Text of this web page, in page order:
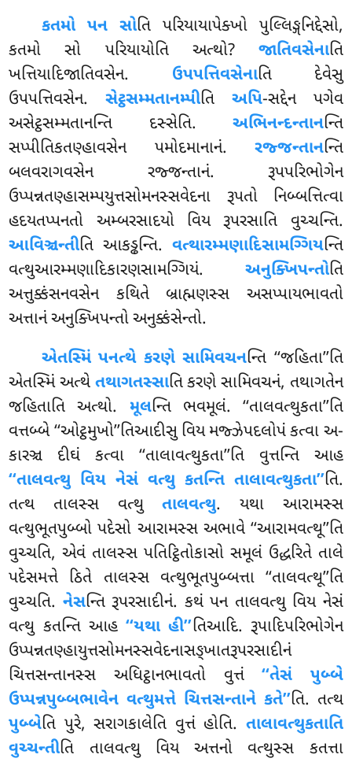
કતમો પન સોતિ પરિયાયાપેક્ખો પુલ્લિઙ્ગનિદ્દેસો,
કતમો સો પરિયાયોતિ અત્થો? જાતિવસેનાતિ
ખત્તિયાદિજાતિવસેન. ઉપપત્તિવસેનાતિ દેવેસુ
ઉપપત્તિવસેન.સેટ્ઠસમ્મતાનમ્પીતિ અપિ-સદ્દેન પગેવ
અસેટ્ઠસમ્મતાનન્તિ દસ્સેતિ. અભિનન્દન્તાનન્તિ
સપ્પીતિકતણ્હાવસેન પમોદમાનાનં. રજ્જન્તાનન્તિ
બલવરાગવસેન રજ્જન્તાનં. રૂપપરિભોગેન
ઉપ્પન્નતણ્હાસમ્પયુત્તસોમનસ્સવેદના રૂપતો નિબ્બત્તિત્વા
હદયતપ્પનતો અમ્બરસાદયો વિય રૂપરસાતિ વુચ્ચન્તિ.
આવિઞ્ચન્તીતિ આકડ્ઢન્તિ. વત્થારમ્મણાદિસામગ્ગિયન્તિ
વત્થુઆરમ્મણાદિકારણસામગ્ગિયં. અનુક્ખિપન્તોતિ
અત્તુક્કંસનવસેન કથિતે બ્રાહ્મણસ્સ અસપ્પાયભાવતો
અત્તાનં અનુક્ખિપન્તો અનુક્કંસેન્તો.
એતસ્મિં પનત્થે કરણે સામિવચનન્તિ ‘‘જહિતા’’તિ
એતસ્મિં અત્થે તથાગતસ્સાતિ કરણે સામિવચનં, તથાગતેન
જહિતાતિ અત્થો. મૂલન્તિ ભવમૂલં. ‘‘તાલવત્થુકતા’’તિ
વત્તબ્બે ‘‘ઓટ્ઠમુખો’’તિઆદીસુ વિય મજ્ઝેપદલોપં કત્વા અ-
કારઞ્ચ દીઘં કત્વા ‘‘તાલાવત્થુકતા’’તિ વુત્તન્તિ આહ
‘‘તાલવત્થુ વિય નેસં વત્થુ કતન્તિ તાલાવત્થુકતા’’તિ.
તત્થ તાલસ્સ વત્થુતાલવત્થુ. યથા આરામસ્સ
વત્થુભૂતપુબ્બો પદેસો આરામસ્સ અભાવે ‘‘આરામવત્થૂ’’તિ
વુચ્ચતિ, એવં તાલસ્સ પતિટ્ઠિતોકાસો સમૂલં ઉદ્ધરિતે તાલે
પદેસમત્તે ઠિતે તાલસ્સ વત્થુભૂતપુબ્બત્તા ‘‘તાલવત્થૂ’’તિ
વુચ્ચતિ. નેસન્તિ રૂપરસાદીનં. કથં પન તાલવત્થુ વિય નેસં
વત્થુ કતન્તિ આહ‘‘યથા હી’’તિઆદિ. રૂપાદિપરિભોગેન
ઉપ્પન્નતણ્હાયુત્તસોમનસ્સવેદનાસઙ્ખાતરૂપરસાદીનં
ચિત્તસન્તાનસ્સ અધિટ્ઠાનભાવતો વુત્તં‘‘તેસં પુબ્બે
ઉપ્પન્નપુબ્બભાવેન વત્થુમત્તે ચિત્તસન્તાને કતે’’તિ. તત્થ
પુબ્બેતિ પુરે, સરાગકાલેતિ વુત્તં હોતિ. તાલાવત્થુકતાતિ
વુચ્ચન્તીતિ તાલવત્થુ વિય અત્તનો વત્થુસ્સ કતત્તા